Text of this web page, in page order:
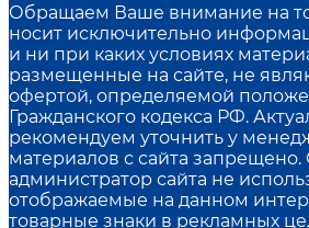
Обращаем Ваше внимание на
носит исключительно
и ни при каких условиях
размещенные на сайте, не
офертой, определяемой
Гражданского кодекса РФ.
рекомендуем уточнить у
материалов с сайта запрещено.
администратор сайта не
отображаемые на данном
товарные знаки в рекламных